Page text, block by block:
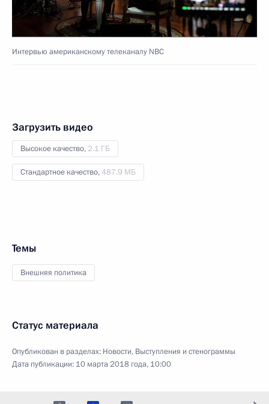
Интервью американскому телеканалу NBC
Загрузить видео
Высокое качество, 2.1 ГБ
Стандартное качество,487.9 МБ
Темы
Внешняя политика
Статус материала
Опубликован в разделах: Новости, Выступления и стенограммы
Дата публикации: 10 марта 2018 года, 10:00